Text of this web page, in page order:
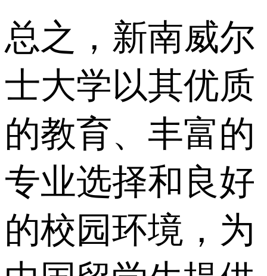
总之，新南威尔
士大学以其优质
的教育、丰富的
专业选择和良好
的校园环境，为